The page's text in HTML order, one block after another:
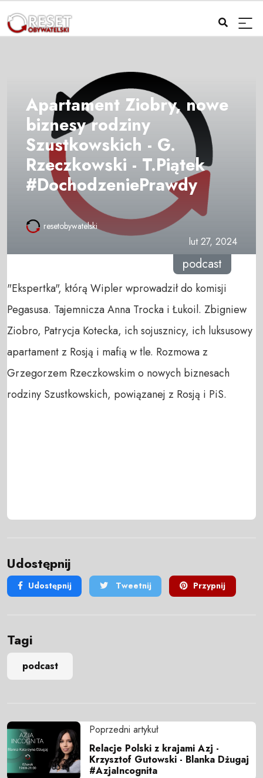
Apartament Ziobry, nowe
biznesy rodziny
Szustkowskich - G.
Rzeczkowski - T.Piątek
#DochodzeniePrawdy
resetobywatelski
lut 27, 2024
podcast
"Ekspertka", którą Wipler wprowadził do komisji
Pegasusa. Tajemnicza Anna Trocka i Łukoil. Zbigniew
Ziobro, Patrycja Kotecka, ich sojusznicy, ich luksusowy
apartament z Rosją i mafią w tle. Rozmowa z
Grzegorzem Rzeczkowskim o nowych biznesach
rodziny Szustkowskich, powiązanej z Rosją i PiS.
Udostępnij
Udostępnij Tweetnij Przypnij
Tagi
podcast
Poprzedni artykuł
Relacje Polski z krajami Azj -
Krzysztof Gutowski - Blanka Dżugaj
#AzjaIncognita